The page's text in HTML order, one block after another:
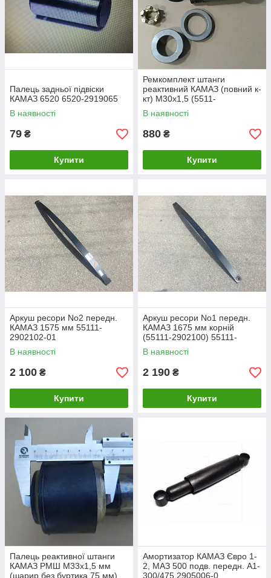
Палець задньої підвіски
КАМАЗ 6520 6520-2919065
В наявності
79 ₴
Купити
Ремкомплект штанги
реактивний КАМАЗ (повний к-
кт) М30х1,5 (5511-
2919030/40/34-1) 5511-
2919012-РК
В наявності
880 ₴
Купити
Аркуш ресори No2 передн.
КАМАЗ 1575 мм 55111-
2902102-01
В наявності
2 100 ₴
Купити
Аркуш ресори No1 передн.
КАМАЗ 1675 мм корній
(55111-2902100) 55111-
2902101-01
В наявності
2 190 ₴
Купити
Палець реактивної штанги
КАМАЗ РМШ М33х1,5 мм
(шарир без буртика 75 мм)
Амортизатор КАМАЗ Євро 1-
2, МАЗ 500 подв. передн. А1-
300/475.2905006-0